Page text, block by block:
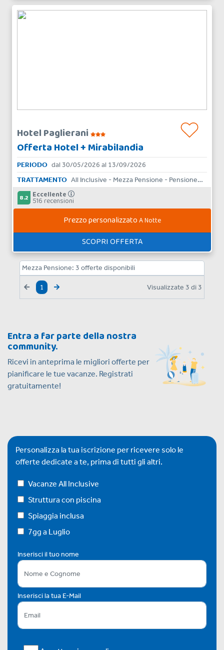
Hotel Paglierani
Offerta Hotel + Mirabilandia
PERIODO dal 30/05/2026 al 13/09/2026
TRATTAMENTO
All Inclusive - Mezza Pensione - Pensione Completa - Bed & Breakfast
8.2 Eccellente
516 recensioni
Prezzo personalizzatoA Notte
SCOPRI OFFERTA
Mezza Pensione: 3 offerte disponibili
1 Visualizzate 3 di 3
Entra a far parte della nostra
community.
Ricevi in anteprima le migliori offerte per
pianificare le tue vacanze. Registrati
gratuitamente!
Personalizza la tua iscrizione per ricevere solo le
offerte dedicate a te, prima di tutti gli altri.
Vacanze All Inclusive
Struttura con piscina
Spiaggia inclusa
7gg a Luglio
Inserisci il tuo nome
Inserisci la tua E-Mail